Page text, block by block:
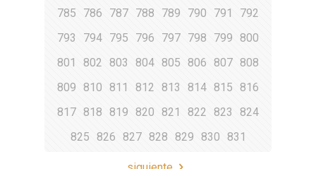
785
786 787 788 789 790 791
792
793
794 795 796 797 798 799
800
801
802 803 804 805 806 807 808
809
810 811 812 813 814 815
816
817 818 819 820 821 822 823
824
825
826 827 828 829 830 831